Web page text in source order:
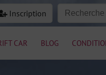
Inscription
CAR BLOG